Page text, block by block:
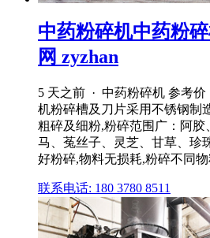
中药粉碎机中药粉
网 zyzhan
5 天之前 · 中药粉碎机 参考
机粉碎槽及刀片采用不锈钢制
粗碎及细粉,粉碎范围广：阿
马、菟丝子、灵芝、甘草、珍
好粉碎,物料无损耗,粉碎不同物
联系电话: 180 3780 8511